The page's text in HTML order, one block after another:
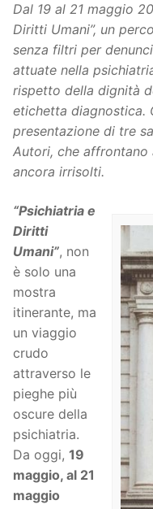
Dal 19 al 21 maggio
Diritti Umani”, un
senza filtri per
attuate nella
rispetto della dignità
etichetta diagnostica.
presentazione di tre
Autori, che
ancora irrisolti.
“Psichiatria e
Diritti
Umani”, non
è solo una
mostra
itinerante, ma
un viaggio
crudo
attraverso le
pieghe più
oscure della
psichiatria.
Da oggi, 19
maggio, al 21
maggio